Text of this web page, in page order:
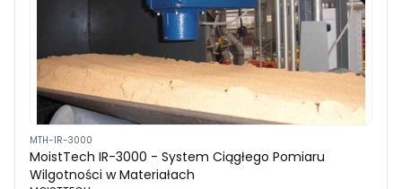
MTH-IR-3000
MoistTech IR-3000 - System Ciągłego Pomiaru
Wilgotności w Materiałach